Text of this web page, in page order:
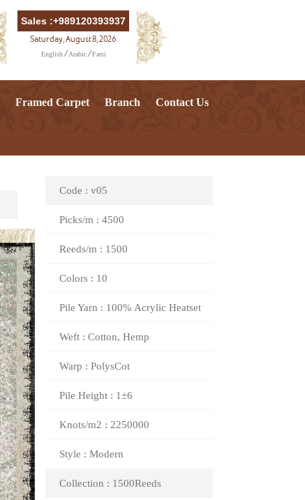
Sales :+989120393937
Saturday, August 8, 2026
English/ Arabic/ Farsi
Framed Carpet Branch Contact Us
Code : v05
Picks/m : 4500
Reeds/m : 1500
Colors : 10
Pile Yarn : 100% Acrylic Heatset
Weft : Cotton, Hemp
Warp : PolysCot
Pile Height : 1±6
Knots/m2 : 2250000
Style : Modern
Collection : 1500Reeds